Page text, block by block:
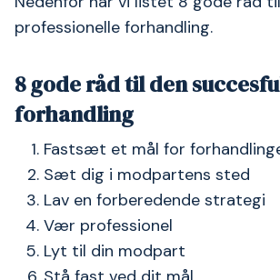
professionelle forhandling.
8 gode råd til den
forhandling
Fastsæt et mål for
Sæt dig i modpartens sted
Lav en forberedende strategi
Vær professionel
Lyt til din modpart